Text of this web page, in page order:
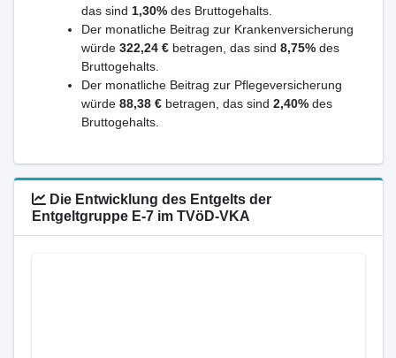
das sind 1,30% des Bruttogehalts.
Der monatliche Beitrag zur Krankenversicherung
würde 322,24 € betragen, das sind 8,75% des
Bruttogehalts.
Der monatliche Beitrag zur Pflegeversicherung
würde 88,38 € betragen, das sind 2,40% des
Bruttogehalts.
Die Entwicklung des Entgelts der
Entgeltgruppe E-7 im TVöD-VKA